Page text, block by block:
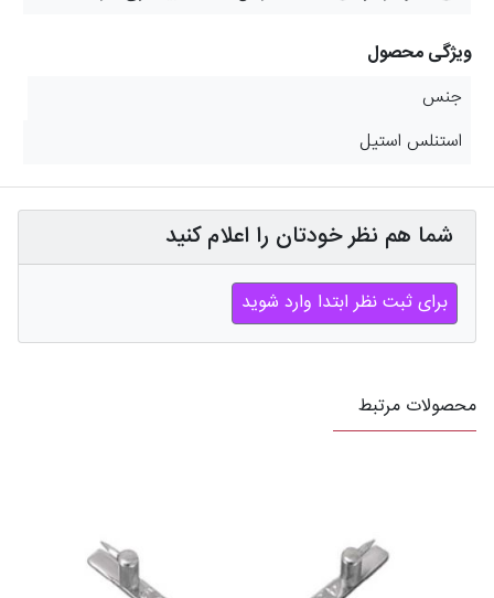
ویژگی محصول
جنس
استنلس استیل
شما هم نظر خودتان را اعلام کنید
برای ثبت نظر ابتدا وارد شوید
محصولات مرتبط